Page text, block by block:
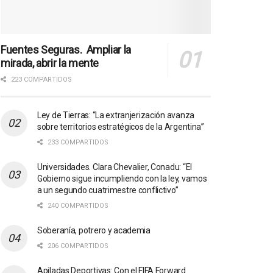
Fuentes Seguras. Ampliar la
mirada, abrir la mente
223 COMPARTIDOS
Ley de Tierras: “La extranjerización avanza
sobre territorios estratégicos de la Argentina”
233 COMPARTIDOS
Universidades. Clara Chevalier, Conadu: “El
Gobierno sigue incumpliendo con la ley, vamos
a un segundo cuatrimestre conflictivo”
240 COMPARTIDOS
Soberanía, potrero y academia
206 COMPARTIDOS
Apiladas Deportivas: Con el FIFA Forward